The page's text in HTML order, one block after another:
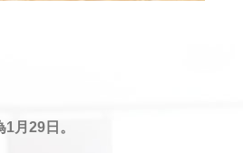
月29日。